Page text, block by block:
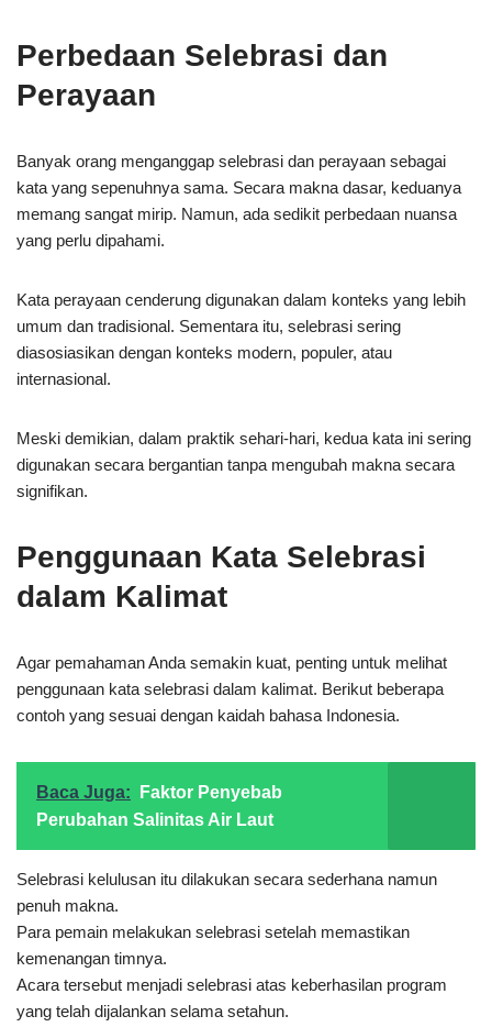
Perbedaan Selebrasi dan
Perayaan
Banyak orang menganggap selebrasi dan perayaan sebagai
kata yang sepenuhnya sama. Secara makna dasar, keduanya
memang sangat mirip. Namun, ada sedikit perbedaan nuansa
yang perlu dipahami.
Kata perayaan cenderung digunakan dalam konteks yang lebih
umum dan tradisional. Sementara itu, selebrasi sering
diasosiasikan dengan konteks modern, populer, atau
internasional.
Meski demikian, dalam praktik sehari-hari, kedua kata ini sering
digunakan secara bergantian tanpa mengubah makna secara
signifikan.
Penggunaan Kata Selebrasi
dalam Kalimat
Agar pemahaman Anda semakin kuat, penting untuk melihat
penggunaan kata selebrasi dalam kalimat. Berikut beberapa
contoh yang sesuai dengan kaidah bahasa Indonesia.
Baca Juga:
Faktor Penyebab
Perubahan Salinitas Air Laut
Selebrasi kelulusan itu dilakukan secara sederhana namun
penuh makna.
Para pemain melakukan selebrasi setelah memastikan
kemenangan timnya.
Acara tersebut menjadi selebrasi atas keberhasilan program
yang telah dijalankan selama setahun.